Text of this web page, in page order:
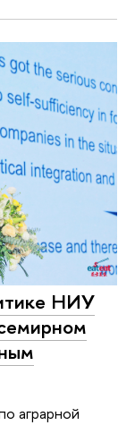
НИУ
аграрной